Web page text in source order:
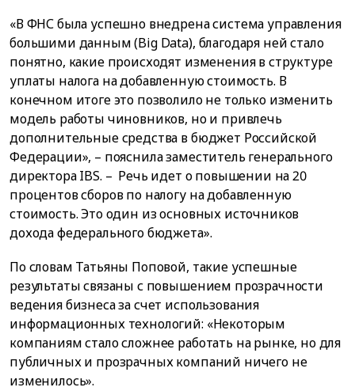
«В ФНС была успешно внедрена система управления
большими данным (Big Data), благодаря ней стало
понятно, какие происходят изменения в структуре
уплаты налога на добавленную стоимость. В
конечном итоге это позволило не только изменить
модель работы чиновников, но и привлечь
дополнительные средства в бюджет Российской
Федерации», – пояснила заместитель генерального
директора IBS. – Речь идет о повышении на 20
процентов сборов по налогу на добавленную
стоимость. Это один из основных источников
дохода федерального бюджета».
По словам Татьяны Поповой, такие успешные
результаты связаны с повышением прозрачности
ведения бизнеса за счет использования
информационных технологий: «Некоторым
компаниям стало сложнее работать на рынке, но для
публичных и прозрачных компаний ничего не
изменилось».